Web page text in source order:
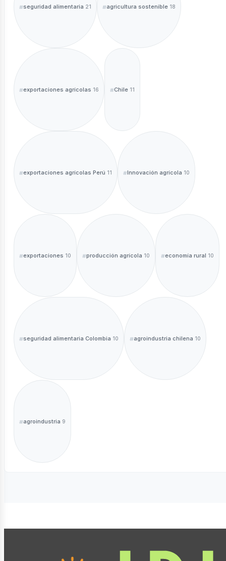
seguridad alimentaria 21 agricultura sostenible 18
exportaciones agrícolas 16 Chile 11
exportaciones agrícolas Perú 11 Innovación agrícola 10
exportaciones 10 producción agrícola 10 economía rural 10
seguridad alimentaria Colombia 10 agroindustria chilena 10
agroindustria 9